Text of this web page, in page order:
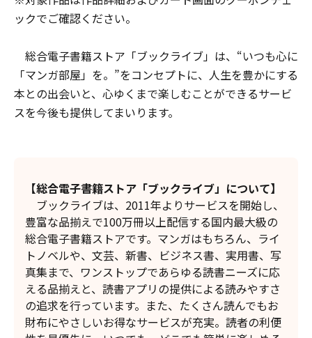
ックでご確認ください。
総合電子書籍ストア「ブックライブ」は、“いつも心に
「マンガ部屋」を。”をコンセプトに、人生を豊かにする
本との出会いと、心ゆくまで楽しむことができるサービ
スを今後も提供してまいります。
【総合電子書籍ストア「ブックライブ」について】
ブックライブは、2011年よりサービスを開始し、
豊富な品揃えで100万冊以上配信する国内最大級の
総合電子書籍ストアです。マンガはもちろん、ライ
トノベルや、文芸、新書、ビジネス書、実用書、写
真集まで、ワンストップであらゆる読書ニーズに応
える品揃えと、読書アプリの提供による読みやすさ
の追求を行っています。また、たくさん読んでもお
財布にやさしいお得なサービスが充実。読者の利便